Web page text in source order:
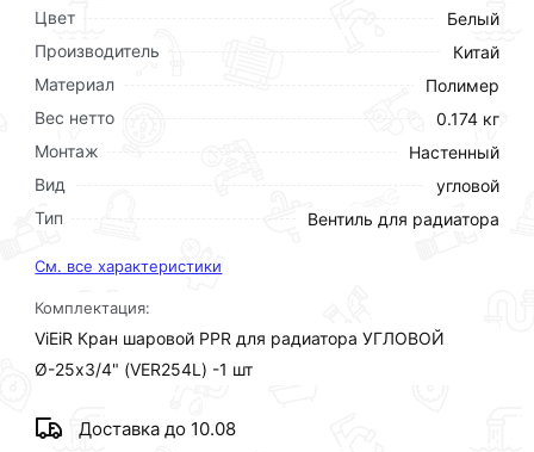
Цвет
Белый
Производитель
Китай
Материал
Полимер
Вес нетто
0.174 кг
Монтаж
Настенный
Вид
угловой
Тип
Вентиль для радиатора
См. все характеристики
Комплектация:
ViEiR Кран шаровой PPR для радиатора УГЛОВОЙ
Ø-25х3/4" (VER254L) -1 шт
Доставка до 10.08